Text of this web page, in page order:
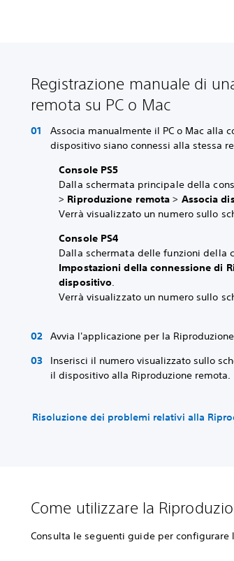
Registrazione manuale di
remota su PC o Mac
Associa manualmente il PC o Mac alla
dispositivo siano connessi alla stessa
Console PS5
Dalla schermata principale della
> Riproduzione remota> Associa
Verrà visualizzato un numero sullo
Console PS4
Dalla schermata delle funzioni della
Impostazioni della connessione di
dispositivo
Verrà visualizzato un numero sullo
Avvia l'applicazione per la Riproduzione
Inserisci il numero visualizzato sullo
il dispositivo alla Riproduzione remota.
Risoluzione dei problemi relativi alla
Come utilizzare la
Consulta le seguenti guide per